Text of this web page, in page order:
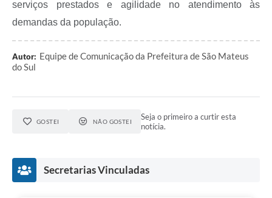
Projetos
Legislação
Links
Agenda
SIC
Briefing de Ações, Divulgações e Eventos
serviços prestados e agilidade no atendimento às
demandas da população.
Autor: Equipe de Comunicação da Prefeitura de São Mateus
do Sul
GOSTEI NÃO GOSTEI
Seja o primeiro a curtir esta
notícia.
Secretarias Vinculadas